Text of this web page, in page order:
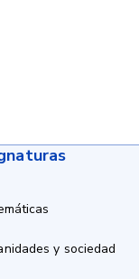
y sociedad